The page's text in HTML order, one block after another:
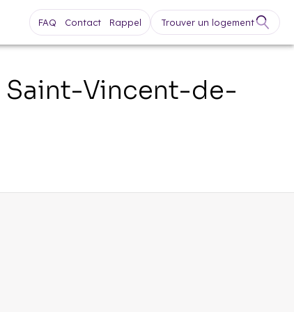
FAQ Contact Rappel Trouver un logement
Saint-Vincent-de-